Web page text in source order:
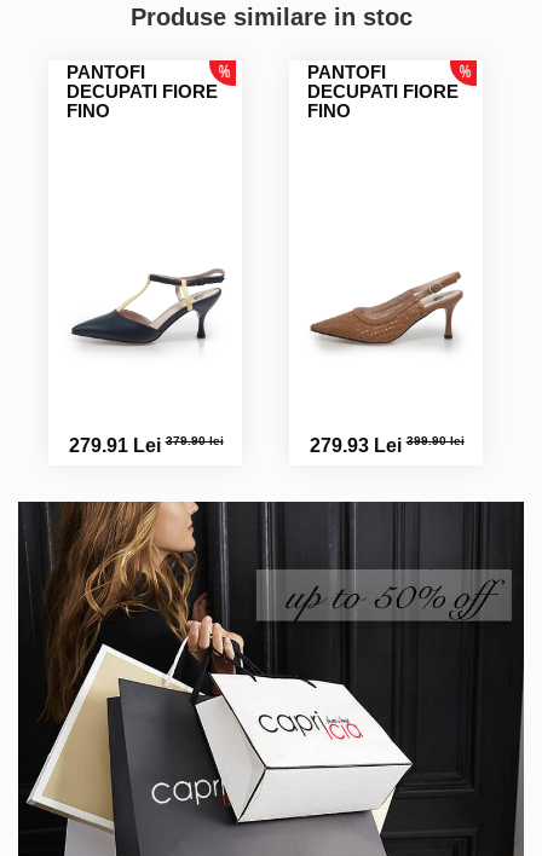
Produse similare in stoc
PANTOFI
DECUPATI FIORE
FINO
279.91 Lei379.90 lei
PANTOFI
DECUPATI FIORE
FINO
279.93 Lei399.90 lei